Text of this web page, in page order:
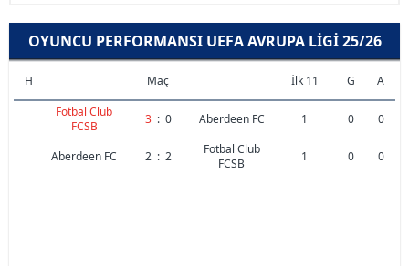
OYUNCU PERFORMANSI UEFA AVRUPA LIGI 25/26
H Maç İlk 11 G
A
Fotbal Club
FCSB
3 : 0 Aberdeen FC 1 0 0
Aberdeen FC 2 : 2
Fotbal Club
FCSB
1 0 0